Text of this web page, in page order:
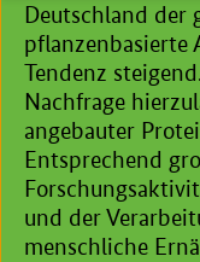
Deutschland der
pflanzenbasierte
Tendenz
Nachfrage
angebauter
Entsprechend
und der
menschliche